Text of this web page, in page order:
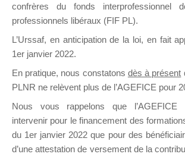
Groupe
il y a un
confrères du fonds interprofessionnel
professionnels libéraux (FIF PL).
L’Urssaf, en anticipation de la loi, en fait
1er janvier 2022.
En pratique, nous constatons dès à présent
PLNR ne relèvent plus de l’AGEFICE pour
Nous vous rappelons que l’AGEFICE
intervenir pour le financement des
du 1er janvier 2022 que pour des
d’une attestation de versement de la